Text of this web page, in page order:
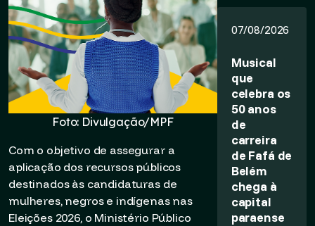
Foto: Divulgação/MPF
Com o objetivo de assegurar a
aplicação dos recursos públicos
destinados às candidaturas de
mulheres, negros e indígenas nas
Eleições 2026, o Ministério Público
07/08/2026
Musical
que
celebra os
50 anos
de
carreira
de Fafá de
Belém
chega à
capital
paraense